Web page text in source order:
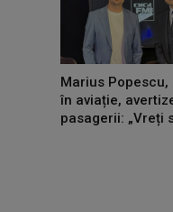
Marius Popescu,
în aviație,
pasagerii: „Vreți